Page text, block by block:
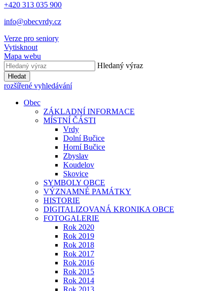
+420 313 035 900
info@obecvrdy.cz
Verze pro seniory
Vytisknout
Mapa webu
Hledaný výraz
Hledat
rozšířené vyhledávání
Obec
ZÁKLADNÍ INFORMACE
MÍSTNÍ ČÁSTI
Vrdy
Dolní Bučice
Horní Bučice
Zbyslav
Koudelov
Skovice
SYMBOLY OBCE
VÝZNAMNÉ PAMÁTKY
HISTORIE
DIGITALIZOVANÁ KRONIKA OBCE
FOTOGALERIE
Rok 2020
Rok 2019
Rok 2018
Rok 2017
Rok 2016
Rok 2015
Rok 2014
Rok 2013